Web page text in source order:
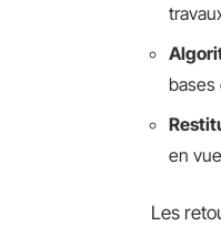
bases
en
Les